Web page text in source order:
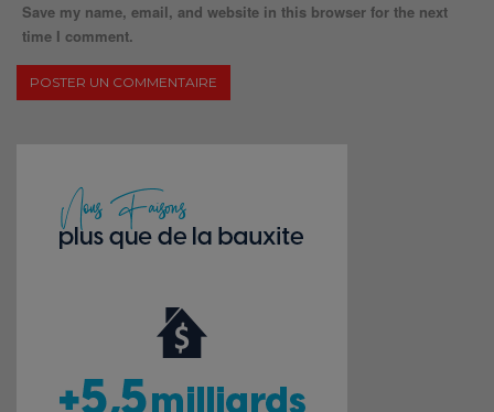
Save my name, email, and website in this browser for the next
time I comment.